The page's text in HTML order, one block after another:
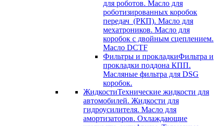
для роботов. Масло для
роботизированных коробок
передач (РКП). Масло для
мехатроников. Масло для
коробок с двойным сцеплением.
Масло DCTF
Фильтры и прокладкиФильтра и
прокладки поддона КПП.
Масляные фильтра для DSG
коробок.
ЖидкостиТехнические жидкости для
автомобилей. Жидкости для
гидроусилителя. Масло для
амортизаторов. Охлаждающие